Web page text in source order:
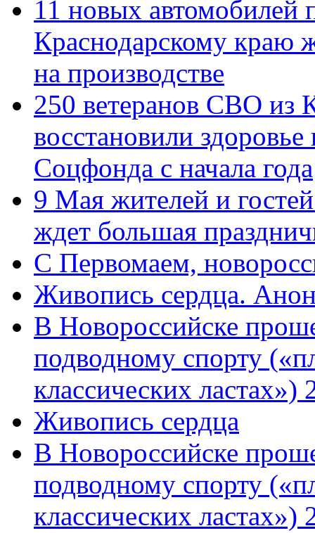
11 новых автомобилей
Краснодарскому краю
на производстве
250 ветеранов СВО из
восстановили
Соцфонда с начала года
9 Мая жителей и
ждет большая
C Первомаем,
Живопись сердца.
В Новороссийске
подводному спорту
классических
Живопись сердца
В Новороссийске
подводному спорту
классических ластах»)